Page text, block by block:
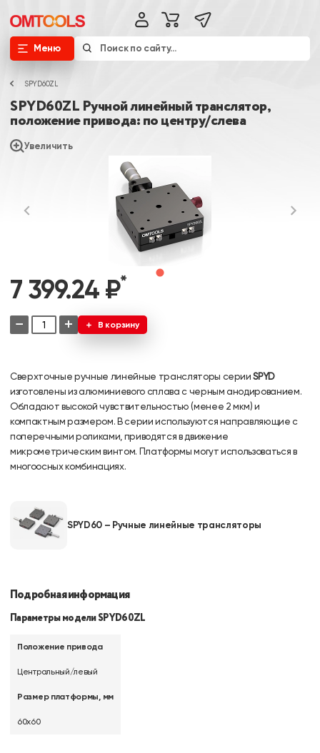
Меню
SPYD60ZL
SPYD60ZL Ручной линейный транслятор,
положение привода: по центру/слева
Увеличить
7 399.24 ₽*
− + В корзину
Сверхточные ручные линейные трансляторы серииSPYD
изготовлены из алюминиевого сплава с черным анодированием.
Обладают высокой чувствительностью (менее 2 мкм) и
компактным размером. В серии используются направляющие с
поперечными роликами, приводятся в движение
микрометрическим винтом. Платформы могут использоваться в
многоосных комбинациях.
SPYD60 – Ручные линейные трансляторы
Подробная информация
Параметры модели SPYD60ZL
Положение привода
Центральный/левый
Размер платформы, мм
60х60